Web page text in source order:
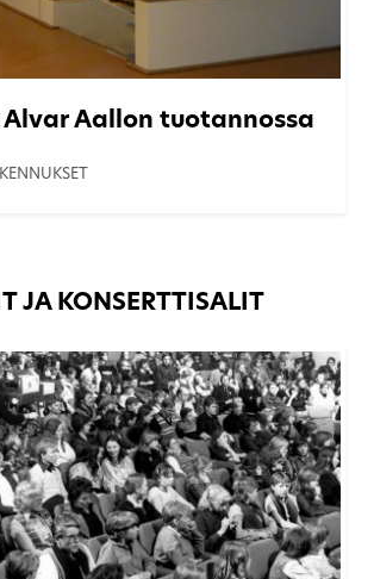
Aallon tuotannossa
JA KONSERTTISALIT